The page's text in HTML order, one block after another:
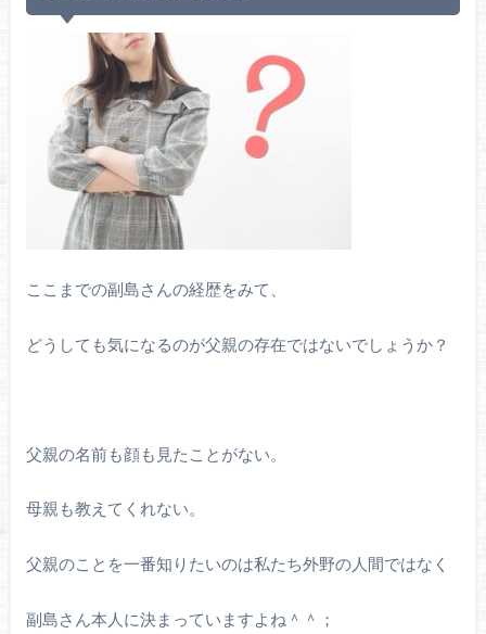
ここまでの副島さんの経歴をみて、
どうしても気になるのが父親の存在ではないでしょうか？
父親の名前も顔も見たことがない。
母親も教えてくれない。
父親のことを一番知りたいのは私たち外野の人間ではなく
副島さん本人に決まっていますよね＾＾；